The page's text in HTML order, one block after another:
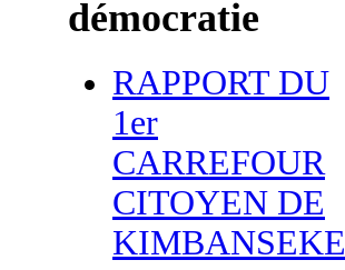
démocratie
RAPPORT DU
1er
CARREFOUR
CITOYEN DE
KIMBANSEKE